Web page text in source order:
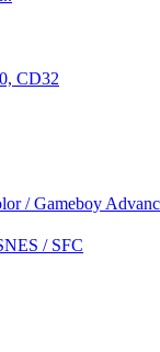
CD32
/ Gameboy
/ SFC